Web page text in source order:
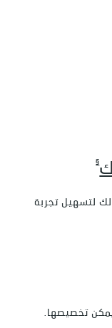
§
لتسهيل تجربة
تخصيصها.